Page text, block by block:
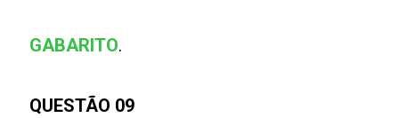
GABARITO.
QUESTÃO 09